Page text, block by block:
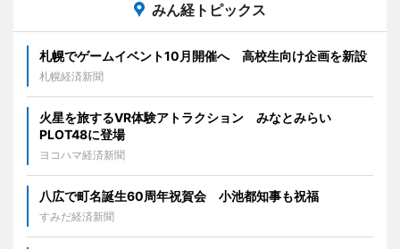
みん経トピックス
札幌でゲームイベント10月開催へ 高校生向け企画を新設
札幌経済新聞
火星を旅するVR体験アトラクション みなとみらい
PLOT48に登場
ヨコハマ経済新聞
八広で町名誕生60周年祝賀会 小池都知事も祝福
すみだ経済新聞